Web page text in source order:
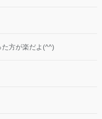
方が楽だよ(^^)